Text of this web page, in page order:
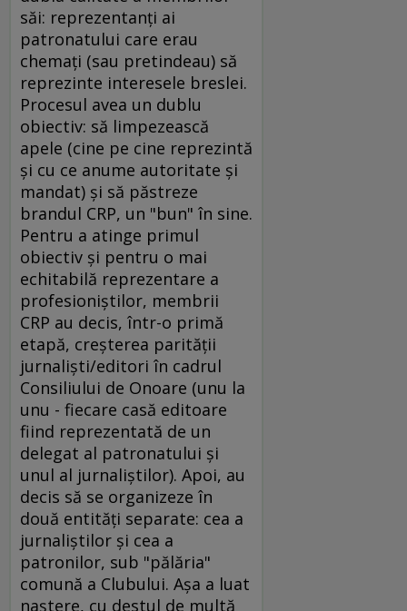
săi: reprezentanţi ai
patronatului care erau
chemaţi (sau pretindeau) să
reprezinte interesele breslei.
Procesul avea un dublu
obiectiv: să limpezească
apele (cine pe cine reprezintă
şi cu ce anume autoritate şi
mandat) şi să păstreze
brandul CRP, un "bun" în sine.
Pentru a atinge primul
obiectiv şi pentru o mai
echitabilă reprezentare a
profesioniştilor, membrii
CRP au decis, într-o primă
etapă, creşterea parităţii
jurnalişti/editori în cadrul
Consiliului de Onoare (unu la
unu - fiecare casă editoare
fiind reprezentată de un
delegat al patronatului şi
unul al jurnaliştilor). Apoi, au
decis să se organizeze în
două entităţi separate: cea a
jurnaliştilor şi cea a
patronilor, sub "pălăria"
comună a Clubului. Aşa a luat
naştere, cu destul de multă